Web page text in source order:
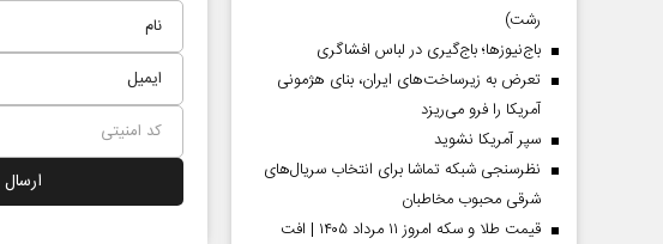
رشت)
باج‌نیوزها؛ باج‌گیری در لباس افشاگری
تعرض به زیرساخت‌های ایران، بنای هژمونی
آمریکا را فرو می‌ریزد
سپر آمریکا نشوید
نظرسنجی شبکه تماشا برای انتخاب سریال‌های
شرقی محبوب مخاطبان
قیمت طلا و سکه امروز ۱۱ مرداد ۱۴۰۵ | افت